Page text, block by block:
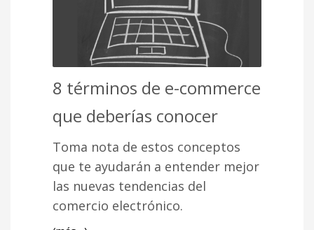
8 términos de e-commerce
que deberías conocer
Toma nota de estos conceptos
que te ayudarán a entender mejor
las nuevas tendencias del
comercio electrónico.